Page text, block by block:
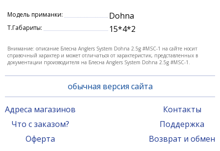
Модель приманки: Dohna
Т.Габариты: 15*4*2
Внимание: описание Блесна Anglers System Dohna 2.5g #MSC-1 на сайте носит
справочный характер и может отличаться от характеристик, представленных в
документации производителя на Блесна Anglers System Dohna 2.5g #MSC-1.
обычная версия сайта
Адреса магазинов
Что с заказом?
Оферта
Контакты
Поддержка
Возврат и обмен